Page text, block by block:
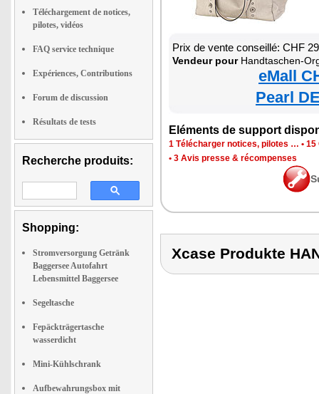
Téléchargement de notices,
pilotes, vidéos
FAQ service technique
Expériences, Contributions
Forum de discussion
Résultats de tests
Recherche produits:
Shopping:
Stromversorgung Getränk
Baggersee Autofahrt
Lebensmittel Baggersee
Segeltasche
Fepäckträgertasche
wasserdicht
Mini-Kühlschrank
Aufbewahrungsbox mit
Prix de vente conseillé: CHF
Vendeur pourHandtaschen-
eMall
Pearl
Eléments de support
1 Télécharger notices, pilotes … • 15
• 3 Avis presse & récompenses
Xcase Produkte